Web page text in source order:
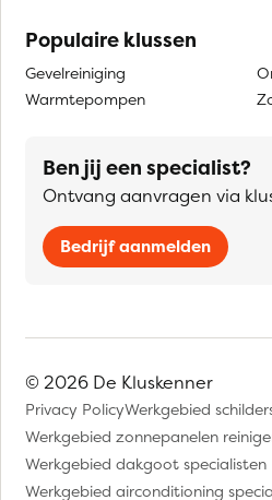
Populaire klussen
Gevelreiniging
Warmtepompen
Ben jij een specialist?
Ontvang aanvragen via
Bedrijf aanmelden
© 2026 De Kluskenner
Privacy PolicyWerkgebied
Werkgebied zonnepanelen
Werkgebied dakgoot specialisten
Werkgebied airconditioning